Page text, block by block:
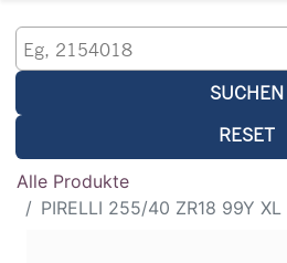
SUCHEN
RESET
Alle Produkte
PIRELLI 255/40 ZR18 99Y XL